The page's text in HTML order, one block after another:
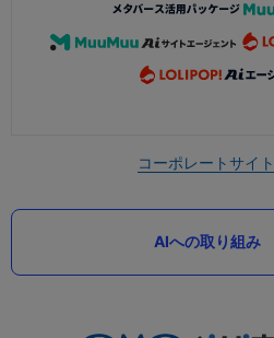
コーポレートサイト
AIへの取り組み